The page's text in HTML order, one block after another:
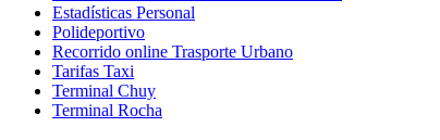
Estadísticas Personal
Polideportivo
Recorrido online Trasporte Urbano
Tarifas Taxi
Terminal Chuy
Terminal Rocha